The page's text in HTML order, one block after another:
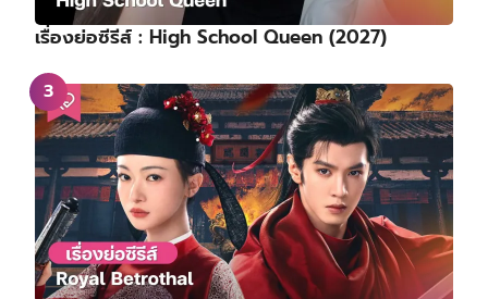
เรื่องย่อซีรีส์ : High School Queen (2027)